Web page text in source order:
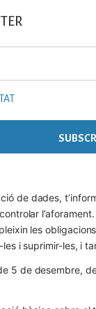
de dades,
les
i suprimir-les, i
5 de desembre,